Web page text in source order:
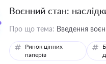
Воєнний стан:
Про що тема: Введення
Ринок цінних
паперів